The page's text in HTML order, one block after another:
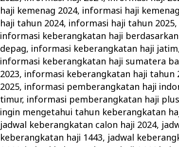
haji kemenag 2024, informasi haji
haji tahun 2024, informasi haji tahun 2025,
informasi keberangkatan haji
depag, informasi keberangkatan haji jatim
informasi keberangkatan haji sumatera
2023, informasi keberangkatan haji tahun
2025, informasi pemberangkatan haji
timur, informasi pemberangkatan haji
ingin mengetahui tahun keberangkatan
jadwal keberangkatan calon haji 2024,
keberangkatan haji 1443, jadwal